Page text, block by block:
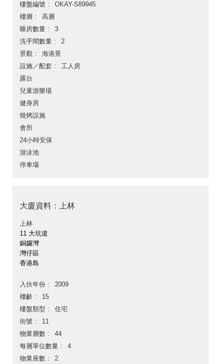
樓盤編號
OKAY-S89945
樓層
高層
睡房數量
3
洗手間數量
2
景觀
海港景
設施／配套
工人房
露台
兒童游樂場
健身房
燒烤設施
會所
24小時安保
游泳池
停車場
大廈資料：上林
上林
11 大坑道
銅鑼灣
灣仔區
香港島
入伙年份
2009
樓齡
15
樓盤類型
住宅
街號
11
物業層數
44
每層單位數量
4
物業座數
2